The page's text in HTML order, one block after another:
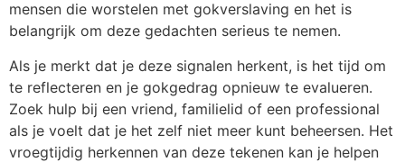
mensen die worstelen met gokverslaving en het is
belangrijk om deze gedachten serieus te nemen.
Als je merkt dat je deze signalen herkent, is het tijd om
te reflecteren en je gokgedrag opnieuw te evalueren.
Zoek hulp bij een vriend, familielid of een professional
als je voelt dat je het zelf niet meer kunt beheersen. Het
vroegtijdig herkennen van deze tekenen kan je helpen